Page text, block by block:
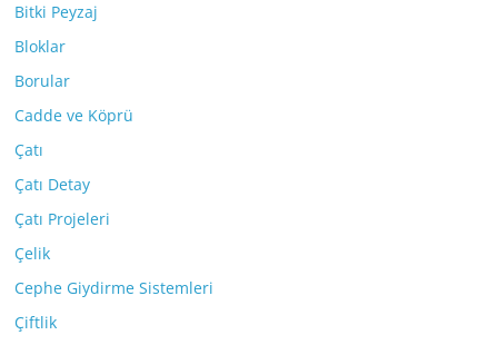
Bitki Peyzaj
Bloklar
Borular
Cadde ve Köprü
Çatı
Çatı Detay
Çatı Projeleri
Çelik
Cephe Giydirme Sistemleri
Çiftlik